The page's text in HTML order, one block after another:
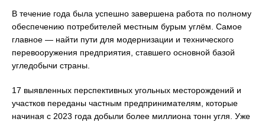
В течение года была успешно завершена работа по полному
обеспечению потребителей местным бурым углём. Самое
главное — найти пути для модернизации и технического
перевооружения предприятия, ставшего основной базой
угледобычи страны.
17 выявленных перспективных угольных месторождений и
участков переданы частным предпринимателям, которые
начиная с 2023 года добыли более миллиона тонн угля. Уже